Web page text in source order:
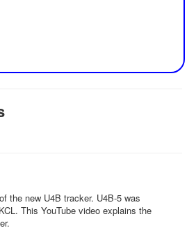
the new U4B tracker. U4B-5 was
This YouTube video explains the